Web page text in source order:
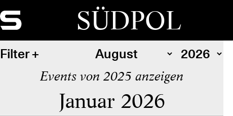
SÜDPOL
Filter
Events von 2025 anzeigen
Januar 2026